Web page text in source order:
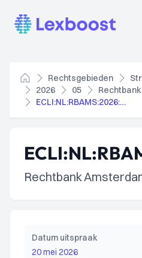
Lexboost
Home
Rechtsgebieden
2026
05
ECLI:NL:RBAMS:2026:4866
Rechtbank
Datum uitspraak
20 mei 2026